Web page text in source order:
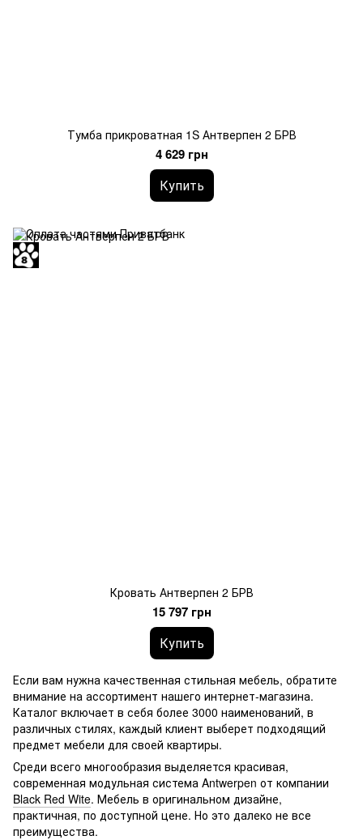
Тумба прикроватная 1S Антверпен 2 БРВ
4 629 грн
Купить
Кровать Антверпен 2 БРВ
15 797 грн
Купить
Если вам нужна качественная стильная мебель, обратите
внимание на ассортимент нашего интернет-магазина.
Каталог включает в себя более 3000 наименований, в
различных стилях, каждый клиент выберет подходящий
предмет мебели для своей квартиры.
Среди всего многообразия выделяется красивая,
современная модульная система Antwerpen от компании
Black Red Wite. Мебель в оригинальном дизайне,
практичная, по доступной цене. Но это далеко не все
преимущества.